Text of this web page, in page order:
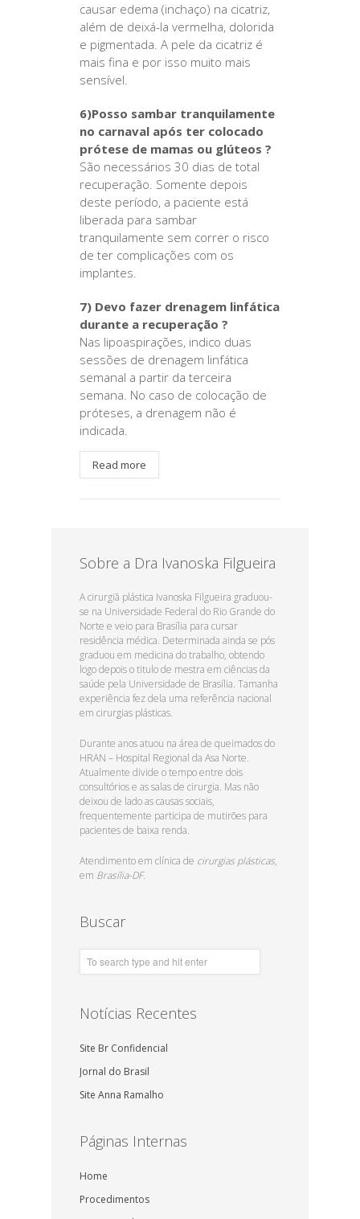
causar edema (inchaço) na cicatriz,
além de deixá-la vermelha, dolorida
e pigmentada. A pele da cicatriz é
mais fina e por isso muito mais
sensível.
6)Posso sambar tranquilamente
no carnaval após ter colocado
prótese de mamas ou glúteos ?
São necessários 30 dias de total
recuperação. Somente depois
deste período, a paciente está
liberada para sambar
tranquilamente sem correr o risco
de ter complicações com os
implantes.
7) Devo fazer drenagem linfática
durante a recuperação ?
Nas lipoaspirações, indico duas
sessões de drenagem linfática
semanal a partir da terceira
semana. No caso de colocação de
próteses, a drenagem não é
indicada.
Read more
Sobre a Dra Ivanoska Filgueira
A cirurgiã plástica Ivanoska Filgueira graduou-
se na Universidade Federal do Rio Grande do
Norte e veio para Brasília para cursar
residência médica. Determinada ainda se pós
graduou em medicina do trabalho, obtendo
logo depois o titulo de mestra em ciências da
saúde pela Universidade de Brasília. Tamanha
experiência fez dela uma referência nacional
em cirurgias plásticas.
Durante anos atuou na área de queimados do
HRAN – Hospital Regional da Asa Norte.
Atualmente divide o tempo entre dois
consultórios e as salas de cirurgia. Mas não
deixou de lado as causas sociais,
frequentemente participa de mutirões para
pacientes de baixa renda.
Atendimento em clínica de cirurgias plásticas,
em Brasília-DF.
Buscar
Notícias Recentes
Site Br Confidencial
Jornal do Brasil
Site Anna Ramalho
Páginas Internas
Home
Procedimentos